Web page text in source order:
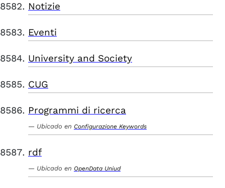
Notizie
Eventi
University and Society
CUG
Programmi di ricerca
Ubicado en Configurazione Keywords
rdf
Ubicado en OpenData Uniud